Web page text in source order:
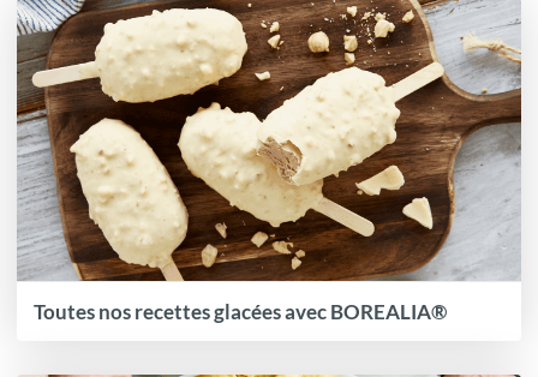
Toutes nos recettes glacées avec BOREALIA®